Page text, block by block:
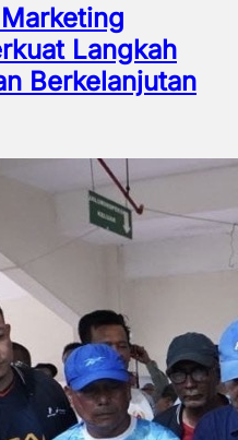
Langkah
Berkelanjutan